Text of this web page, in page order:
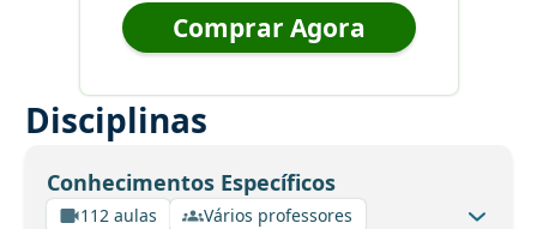
Comprar Agora
Disciplinas
Conhecimentos Específicos
112 aulas
Vários professores